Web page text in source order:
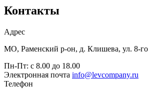
Контакты
Адрес
МО, Раменский р-он, д. Клишева, ул. 8-го
Пн-Пт: с 8.00 до 18.00
Электронная почта info@levcompany.ru
Телефон